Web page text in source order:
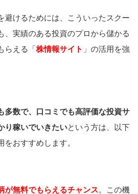
避けるためには、こういったスクー
、実績のある投資のプロから儲かる
らえる
「 株情報サイト 」の活用を強
多数で、口コミでも高評価な投資サ
り稼いでいきたいという方は、以下
をおすすめします。
が無料でもらえるチャンス
。この機